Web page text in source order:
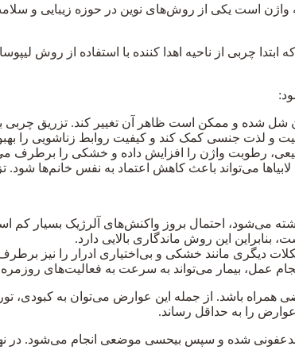
واژن است یکی از روش‌های نوین در حوزه زیبایی و
ابتدا چربی از ناحیه اهدا کننده با استفاده از
شل شده و ممکن است ظاهر آن تغییر کند. تزریق
و لذت جنسی کمک کند و کیفیت روابط زناشویی را
رطوبت واژن را افزایش داده و خشکی را برطرف
می‌تواند باعث کاهش اعتماد به نفس خانم‌ها شود.
می‌شود، احتمال بروز واکنش‌های آلرژیک
این روش ماندگاری بالایی دارد.
دیگری مانند خشکی و بی‌اختیاری ادرار را نیز
عمل، بیمار می‌تواند به سرعت به فعالیت‌های روزمره
همراه باشد. از جمله این عوارض می‌توان به کبودی،
را به حداقل رساند.
و ضدعفونی شده و سپس بیحسی موضعی انجام می‌شود.